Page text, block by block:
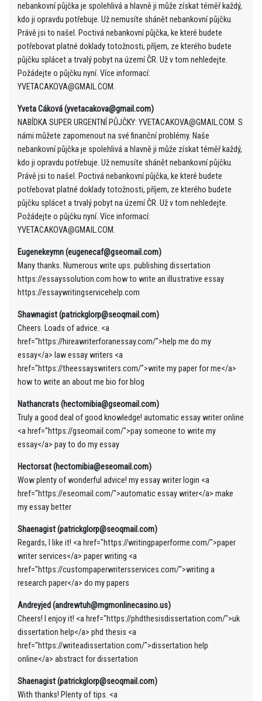
nebankovní půjčka je spolehlivá a hlavně ji může získat téměř každý,
kdo ji opravdu potřebuje. Už nemusíte shánět nebankovní půjčku.
Právě jsi to našel. Poctivá nebankovní půjčka, ke které budete
potřebovat platné doklady totožnosti, příjem, ze kterého budete
půjčku splácet a trvalý pobyt na území ČR. Už v tom nehledejte.
Požádejte o půjčku nyní. Více informací:
YVETACAKOVA@GMAIL.COM.
Yveta Cáková (yvetacakova@gmail.com)
NABÍDKA SUPER URGENTNÍ PŮJČKY: YVETACAKOVA@GMAIL.COM. S
námi můžete zapomenout na své finanční problémy. Naše
nebankovní půjčka je spolehlivá a hlavně ji může získat téměř každý,
kdo ji opravdu potřebuje. Už nemusíte shánět nebankovní půjčku.
Právě jsi to našel. Poctivá nebankovní půjčka, ke které budete
potřebovat platné doklady totožnosti, příjem, ze kterého budete
půjčku splácet a trvalý pobyt na území ČR. Už v tom nehledejte.
Požádejte o půjčku nyní. Více informací:
YVETACAKOVA@GMAIL.COM.
Eugenekeymn (eugenecaf@gseomail.com)
Many thanks. Numerous write ups. publishing dissertation
https://essayssolution.com how to write an illustrative essay
https://essaywritingservicehelp.com
Shawnagist (patrickglorp@seoqmail.com)
Cheers. Loads of advice. <a
href="https://hireawriterforanessay.com/">help me do my
essay</a> law essay writers <a
href="https://theessayswriters.com/">write my paper for me</a>
how to write an about me bio for blog
Nathancrats (hectornibia@gseomail.com)
Truly a good deal of good knowledge! automatic essay writer online
<a href="https://gseomail.com/">pay someone to write my
essay</a> pay to do my essay
Hectorsat (hectornibia@eseomail.com)
Wow plenty of wonderful advice! my essay writer login <a
href="https://eseomail.com/">automatic essay writer</a> make
my essay better
Shaenagist (patrickglorp@seoqmail.com)
Regards, I like it! <a href="https://writingpaperforme.com/">paper
writer services</a> paper writing <a
href="https://custompaperwritersservices.com/">writing a
research paper</a> do my papers
Andreyjed (andrewtuh@mgmonlinecasino.us)
Cheers! I enjoy it! <a href="https://phdthesisdissertation.com/">uk
dissertation help</a> phd thesis <a
href="https://writeadissertation.com/">dissertation help
online</a> abstract for dissertation
Shaenagist (patrickglorp@seoqmail.com)
With thanks! Plenty of tips. <a